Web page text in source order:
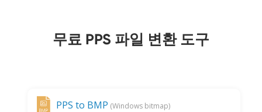
무료 PPS 파일 변환 도구
PPS to BMP (Windows bitmap)